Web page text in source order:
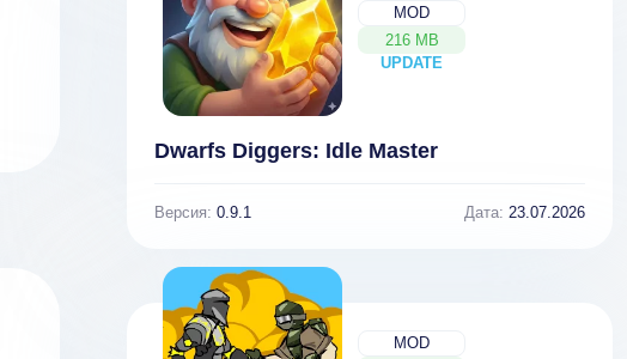
MOD
216 MB
UPDATE
NEW
Dwarfs Diggers: Idle Master
Версия: 0.9.1 Дата: 23.07.2026
MOD